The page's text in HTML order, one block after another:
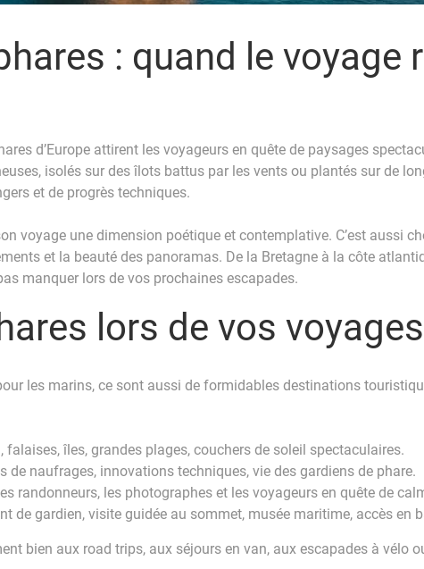
: quand le voyage
d’Europe attirent les voyageurs en quête de paysages
isolés sur des îlots battus par les vents ou plantés sur de
et de progrès techniques.
voyage une dimension poétique et contemplative. C’est aussi
et la beauté des panoramas. De la Bretagne à la côte
manquer lors de vos prochaines escapades.
lors de vos
les marins, ce sont aussi de formidables destinations
falaises, îles, grandes plages, couchers de soleil spectaculaires.
de naufrages, innovations techniques, vie des gardiens de phare.
randonneurs, les photographes et les voyageurs en quête de
de gardien, visite guidée au sommet, musée maritime, accès en
bien aux road trips, aux séjours en van, aux escapades à vélo